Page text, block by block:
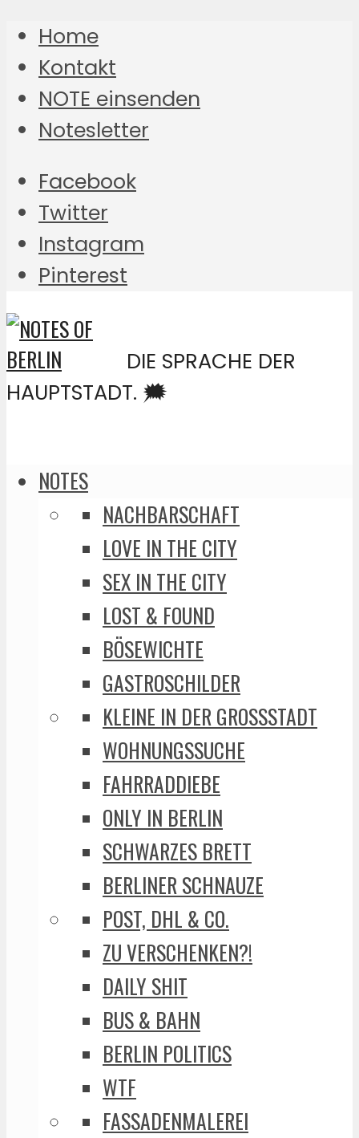
Home
Kontakt
NOTE einsenden
Notesletter
Facebook
Twitter
Instagram
Pinterest
DIE SPRACHE DER
HAUPTSTADT. 🗯️
NOTES
NACHBARSCHAFT
LOVE IN THE CITY
SEX IN THE CITY
LOST & FOUND
BÖSEWICHTE
GASTROSCHILDER
KLEINE IN DER GROSSSTADT
WOHNUNGSSUCHE
FAHRRADDIEBE
ONLY IN BERLIN
SCHWARZES BRETT
BERLINER SCHNAUZE
POST, DHL & CO.
ZU VERSCHENKEN?!
DAILY SHIT
BUS & BAHN
BERLIN POLITICS
WTF
FASSADENMALEREI